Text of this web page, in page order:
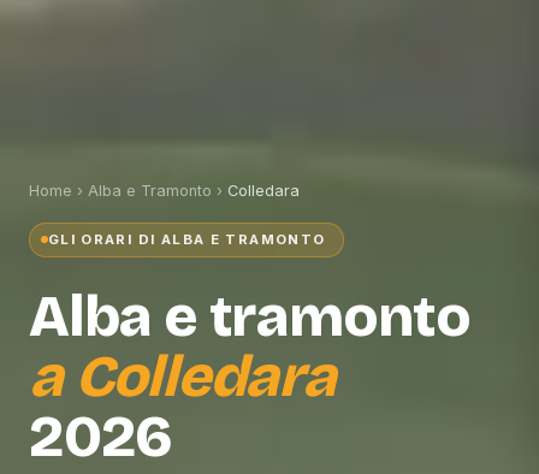
Home › Alba e Tramonto › Colledara
GLI ORARI DI ALBA E TRAMONTO
Alba e tramonto
a Colledara
2026